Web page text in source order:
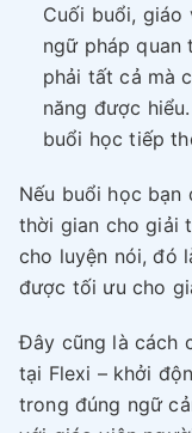
Cuối buổi, giáo
ngữ pháp quan
phải tất cả mà
năng được
buổi học tiếp
Nếu buổi học bạn
thời gian cho giải
cho luyện nói, đó
được tối ưu cho
Đây cũng là cách
tại Flexi – khởi
trong đúng ngữ